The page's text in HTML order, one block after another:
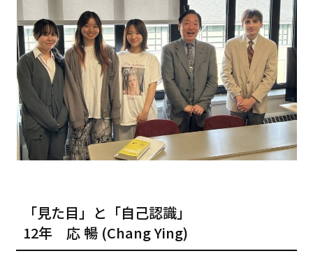
「見た目」と「自己認識」
12年 応 暢 (Chang Ying)